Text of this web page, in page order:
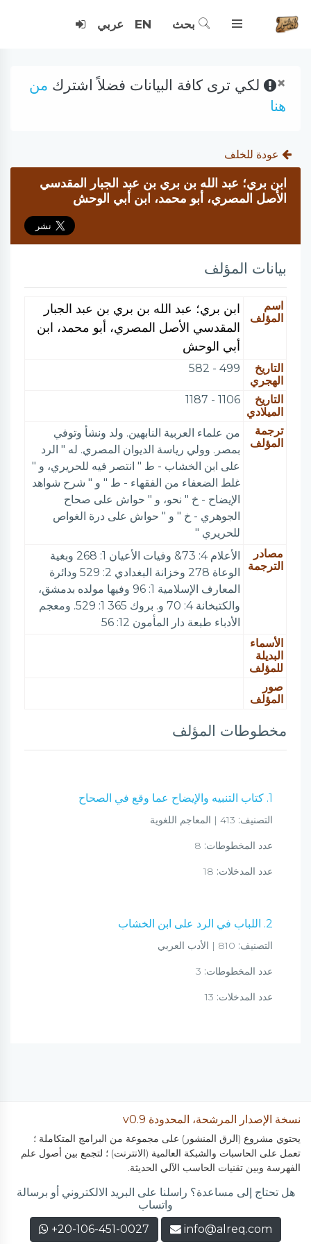
بحث EN عربي
× لكي ترى كافة البيانات فضلاً اشترك من
هنا
عودة للخلف
ابن بري؛ عبد الله بن بري بن عبد الجبار المقدسي
الأصل المصري، أبو محمد، ابن أبي الوحش
بيانات المؤلف
اسم
المؤلف
ابن بري؛ عبد الله بن بري بن عبد الجبار
المقدسي الأصل المصري، أبو محمد، ابن
أبي الوحش
التاريخ
الهجري
499 - 582
التاريخ
الميلادي
1106 - 1187
ترجمة
المؤلف
من علماء العربية النابهين. ولد ونشأ وتوفي
بمصر. وولي رياسة الديوان المصري. له " الرد
على ابن الخشاب - ط " انتصر فيه للحريري، و "
غلط الضعفاء من الفقهاء - ط " و " شرح شواهد
الإيضاح - خ " نحو، و " حواش على صحاح
الجوهري - خ " و " حواش على درة الغواص
للحريري "
مصادر
الترجمة
الأعلام 4: 73& وفيات الأعيان 1: 268 وبغية
الوعاة 278 وخزانة البغدادي 2: 529 ودائرة
المعارف الإسلامية 1: 96 وفيها مولده بدمشق،
والكتبخانة 4: 70 و. بروك 365 1: 529. ومعجم
الأدباء طبعة دار المأمون 12: 56
الأسماء
البديلة
للمؤلف
صور
المؤلف
مخطوطات المؤلف
1. كتاب التنبيه والإيضاح عما وقع في الصحاح
التصنيف:
عدد المخطوطات:
عدد المدخلات:
2. اللباب في الرد على ابن الخشاب
التصنيف:
عدد المخطوطات:
عدد المدخلات:
نسخة الإصدار المرشحة، المحدودة v0.9
يحتوي مشروع (الرق المنشور) على مجموعة من البرامج المتكاملة ؛
تعمل على الحاسبات والشبكة العالمية (الانترنت) ؛ لتجمع بين أصول علم
الفهرسة وبين تقنيات الحاسب الآلي الحديثة.
هل تحتاج إلى مساعدة؟ راسلنا على البريد الالكتروني أو برسالة
واتساب
info@alreq.com
+20-106-451-0027